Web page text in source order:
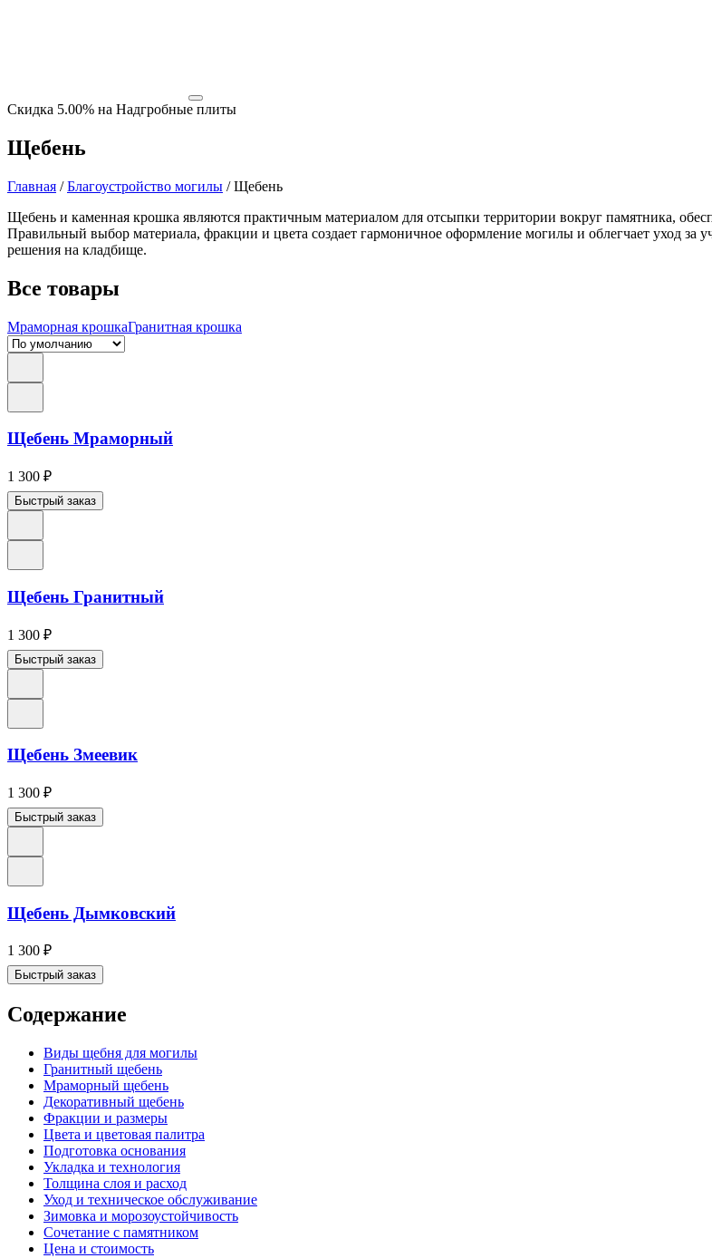
Скидка 5.00% на Надгробные плиты
Щебень
Главная /Благоустройство могилы /Щебень
Щебень и каменная крошка являются практичным материалом для отсыпки территории вокруг памятника,
Правильный выбор материала, фракции и цвета создает гармоничное оформление могилы и облегчает уход за
решения на кладбище.
Все товары
Мраморная крошкаГранитная крошка
Щебень Мраморный
1 300 ₽
Быстрый заказ
Щебень Гранитный
1 300 ₽
Быстрый заказ
Щебень Змеевик
1 300 ₽
Быстрый заказ
Щебень Дымковский
1 300 ₽
Быстрый заказ
Содержание
Виды щебня для могилы
Гранитный щебень
Мраморный щебень
Декоративный щебень
Фракции и размеры
Цвета и цветовая палитра
Подготовка основания
Укладка и технология
Толщина слоя и расход
Уход и техническое обслуживание
Зимовка и морозоустойчивость
Сочетание с памятником
Цена и стоимость